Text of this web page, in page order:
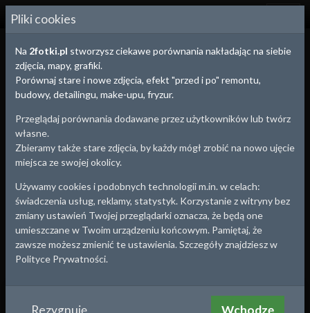
2FOTKI.PL
Kliknij i przesuń po zdjęciu
Efekt: domyślny (przezroczystość) pełny ekran
1930
Pliki cookies
Na 2fotki.pl stworzysz ciekawe porównania nakładając na siebie
zdjęcia, mapy, grafiki.
Porównaj stare i nowe zdjęcia, efekt "przed i po" remontu,
budowy, detailingu, make-upu, fryzur.
Przeglądaj porównania dodawane przez użytkowników lub twórz
własne.
Zbieramy także stare zdjęcia, by każdy mógł zrobić na nowo ujęcie
miejsca ze swojej okolicy.
Używamy cookies i podobnych technologii m.in. w celach:
świadczenia usług, reklamy, statystyk. Korzystanie z witryny bez
zmiany ustawień Twojej przeglądarki oznacza, że będą one
umieszczane w Twoim urządzeniu końcowym. Pamiętaj, że
zawsze możesz zmienić te ustawienia. Szczegóły znajdziesz w
Polityce Prywatności.
Rezygnuję Wchodzę